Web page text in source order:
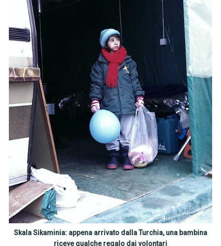
Skala Sikaminia: appena arrivato dalla Turchia, una bambina
riceve qualche regalo dai volontari